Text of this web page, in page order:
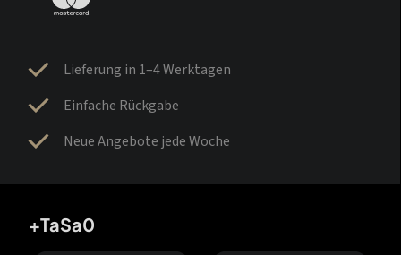
Lieferung in 1–4 Werktagen
Einfache Rückgabe
Neue Angebote jede Woche
+TaSa0